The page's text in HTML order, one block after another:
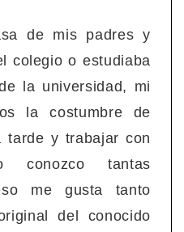
de mis padres y
colegio o estudiaba
la universidad, mi
la costumbre de
tarde y trabajar con
conozco tantas
me gusta tanto
del conocido